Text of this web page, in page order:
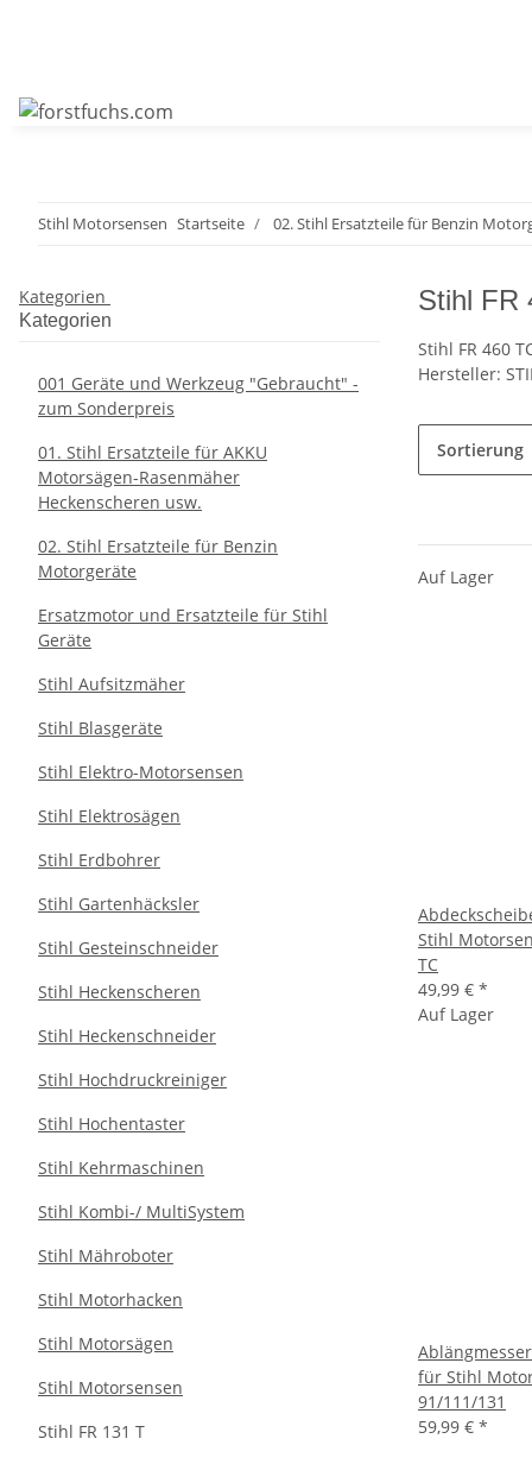
Stihl Motorsensen Startseite 02. Stihl Ersatzteile für Benzin
Stihl FR
Stihl FR 460
Hersteller:
Sortierung
Auf Lager
Stihl
TC
49,99 € *
Auf Lager
für Stihl
91/111/131
59,99 € *
Kategorien
Kategorien
001 Geräte und Werkzeug "Gebraucht" -
zum Sonderpreis
01. Stihl Ersatzteile für AKKU
Motorsägen-Rasenmäher
Heckenscheren usw.
02. Stihl Ersatzteile für Benzin
Motorgeräte
Ersatzmotor und Ersatzteile für Stihl
Geräte
Stihl Aufsitzmäher
Stihl Blasgeräte
Stihl Elektro-Motorsensen
Stihl Elektrosägen
Stihl Erdbohrer
Stihl Gartenhäcksler
Stihl Gesteinschneider
Stihl Heckenscheren
Stihl Heckenschneider
Stihl Hochdruckreiniger
Stihl Hochentaster
Stihl Kehrmaschinen
Stihl Kombi-/ MultiSystem
Stihl Mähroboter
Stihl Motorhacken
Stihl Motorsägen
Stihl Motorsensen
Stihl FR 131 T